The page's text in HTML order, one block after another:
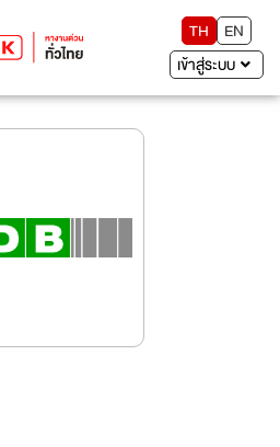
TH
EN
เข้าสู่ระบบ